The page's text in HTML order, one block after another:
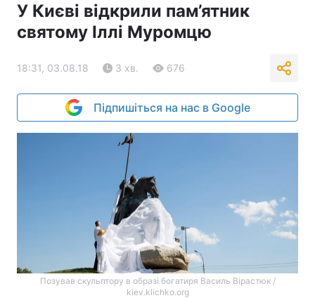
У Києві відкрили пам’ятник
святому Іллі Муромцю
18:31, 03.08.18 3 хв. 676
Підпишіться на нас в Google
Позував скульптору в образі богатиря Василь Вірастюк /
kiev.klichko.org